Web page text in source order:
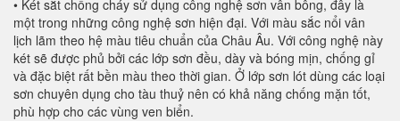
• Két sắt chống cháy sử dụng công nghệ sơn vân bông, đây là
một trong những công nghệ sơn hiện đại. Với màu sắc nổi vân
lịch lãm theo hệ màu tiêu chuẩn của Châu Âu. Với công nghệ này
két sẽ được phủ bởi các lớp sơn đều, dày và bóng mịn, chống gỉ
và đặc biệt rất bền màu theo thời gian. Ở lớp sơn lót dùng các loại
sơn chuyên dụng cho tàu thuỷ nên có khả năng chống mặn tốt,
phù hợp cho các vùng ven biển.